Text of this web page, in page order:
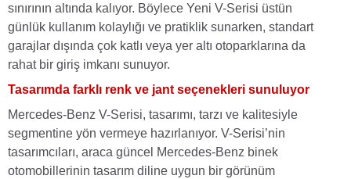
sınırının altında kalıyor. Böylece Yeni V-Serisi üstün
günlük kullanım kolaylığı ve pratiklik sunarken, standart
garajlar dışında çok katlı veya yer altı otoparklarına da
rahat bir giriş imkanı sunuyor.
Tasarımda farklı renk ve jant seçenekleri sunuluyor
Mercedes-Benz V-Serisi, tasarımı, tarzı ve kalitesiyle
segmentine yön vermeye hazırlanıyor. V-Serisi’nin
tasarımcıları, araca güncel Mercedes-Benz binek
otomobillerinin tasarım diline uygun bir görünüm